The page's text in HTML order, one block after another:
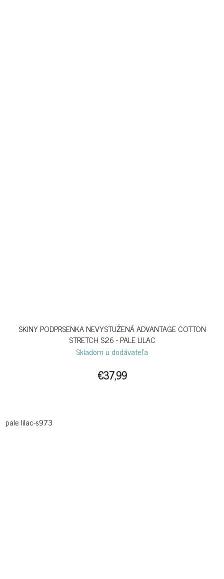
SKINY PODPRSENKA NEVYSTUŽENÁ ADVANTAGE COTTON
STRETCH S26 - PALE LILAC
Skladom u dodávateľa
€37,99
pale lilac-s973